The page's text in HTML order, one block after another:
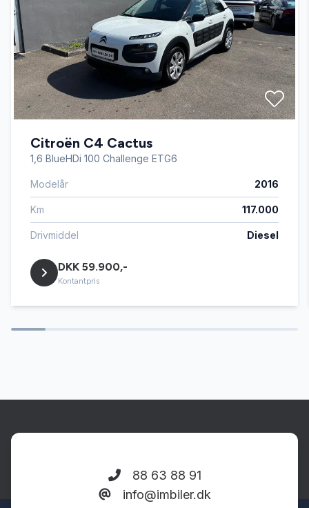
Højdejusterbare forsæder
LED kørelys
Læderrat
Musikstreaming via bluetooth
Navigation
Parkeringssensor bagved
Parkeringssensor foran
Citroën C4 Cactus
1,6 BlueHDi 100 Challenge ETG6
Modelår 2016
Km 117.000
Drivmiddel Diesel
DKK 59.900,-
Kontantpris
88 63 88 91
info@imbiler.dk